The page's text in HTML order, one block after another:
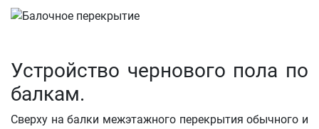
Устройство чернового пола по
балкам.
Сверху на балки межэтажного перекрытия обычного и